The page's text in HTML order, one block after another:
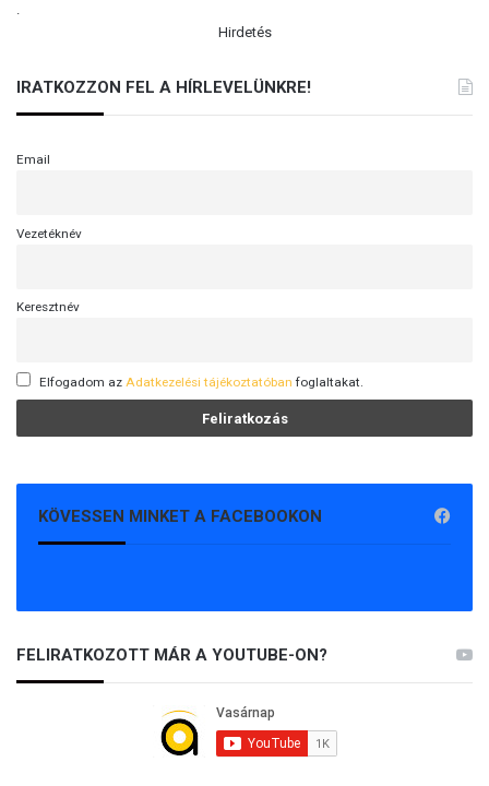
.
Hirdetés
IRATKOZZON FEL A HÍRLEVELÜNKRE!
Email
Vezetéknév
Keresztnév
Elfogadom az Adatkezelési tájékoztatóban foglaltakat.
KÖVESSEN MINKET A FACEBOOKON
FELIRATKOZOTT MÁR A YOUTUBE-ON?